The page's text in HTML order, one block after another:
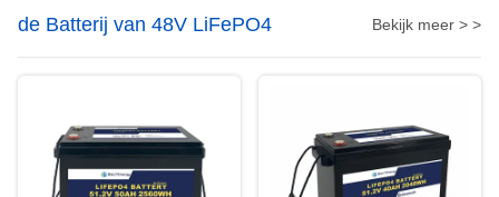
de Batterij van 48V LiFePO4 Bekijk meer > >